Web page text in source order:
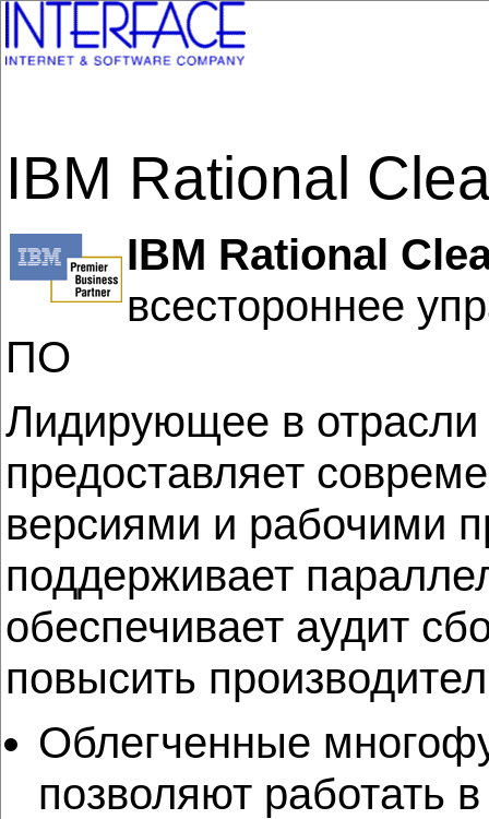
IBM Rational
IBM Rational
всестороннее
ПО
Лидирующее в
предоставляет
версиями и рабочими
поддерживает
обеспечивает аудит
повысить
Облегченные
позволяют работать